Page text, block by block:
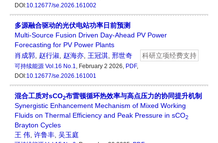
DOI:10.12677/se.2026.161002
多源融合驱动的光伏电站功率日前预测
Multi-Source Fusion Driven Day-Ahead PV Power
Forecasting for PV Power Plants
肖成郭, 赵行淑, 赵海亦, 王冠淇, 邢世奇 科研立项经费支持
可持续能源 Vol.16 No.1, February 2 2026, PDF,
DOI:10.12677/se.2026.161001
混合工质对sCO2布雷顿循环热效率与高点压力的协同提升机制
Synergistic Enhancement Mechanism of Mixed Working
Fluids on Thermal Efficiency and Peak Pressure in sCO2
Brayton Cycles
王 伟, 许鲁丰, 吴玉庭